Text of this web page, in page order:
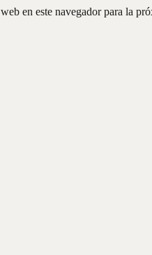
en este navegador para la